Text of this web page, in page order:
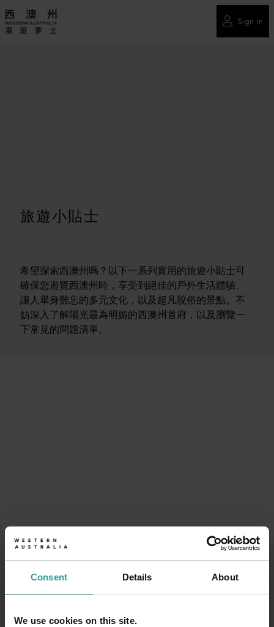
Consent Details About
We use cookies on this site.
Sign in
旅遊小貼士
希望探索西澳州嗎？以下一系列實用的旅遊小貼士可
確保您遊覽西澳州時，享受到絕佳的戶外生活體驗、
讓人畢身難忘的多元文化，以及超凡脫俗的景點。不
妨深入了解陽光最為明媚的西澳州首府，以及瀏覽一
下常見的問題清單。
常見問題
問的所有信息。在開始計劃您的西澳州探險之